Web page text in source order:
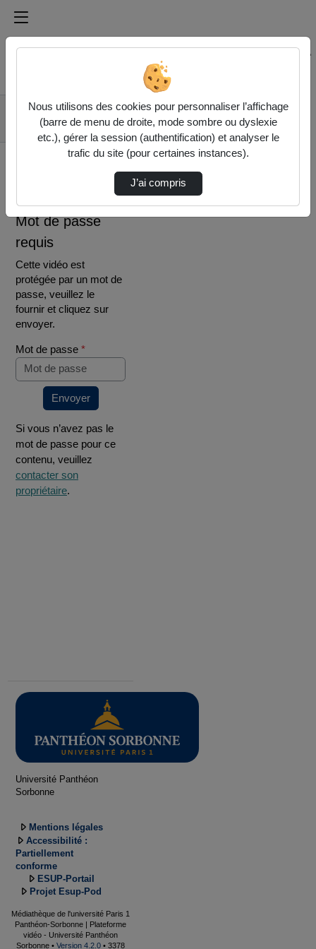
Médiathèque de l'université Paris
Rechercher un média sur Médiathèque de l'université
Accueil
Vidéos
Entretien avec
William Schabas.mp4
Mot de passe
requis
Cette vidéo est
protégée par un mot de
passe, veuillez le
fournir et cliquez sur
envoyer.
Mot de passe *
Envoyer
Si vous n’avez pas le
mot de passe pour ce
contenu, veuillez
contacter son
propriétaire.
Université Panthéon
Sorbonne
Mentions légales
Accessibilité :
Partiellement
conforme
ESUP-Portail
Projet Esup-Pod
Médiathèque de l'université Paris 1
Panthéon-Sorbonne | Plateforme
vidéo - Université Panthéon
Sorbonne • Version 4.2.0 • 3378
Nous utilisons des cookies pour personnaliser l’affichage
(barre de menu de droite, mode sombre ou dyslexie
etc.), gérer la session (authentification) et analyser le
trafic du site (pour certaines instances).
J’ai compris